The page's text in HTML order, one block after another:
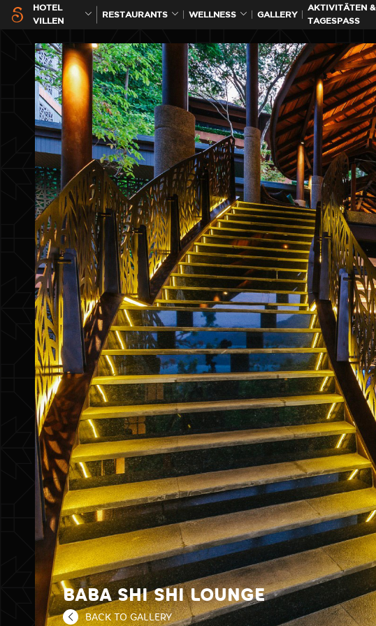
HOTEL
VILLEN
RESTAURANTS WELLNESS GALLERY
AKTIVITÄTEN &
TAGESPASS
BABA SHI SHI LOUNGE
BACK TO GALLERY